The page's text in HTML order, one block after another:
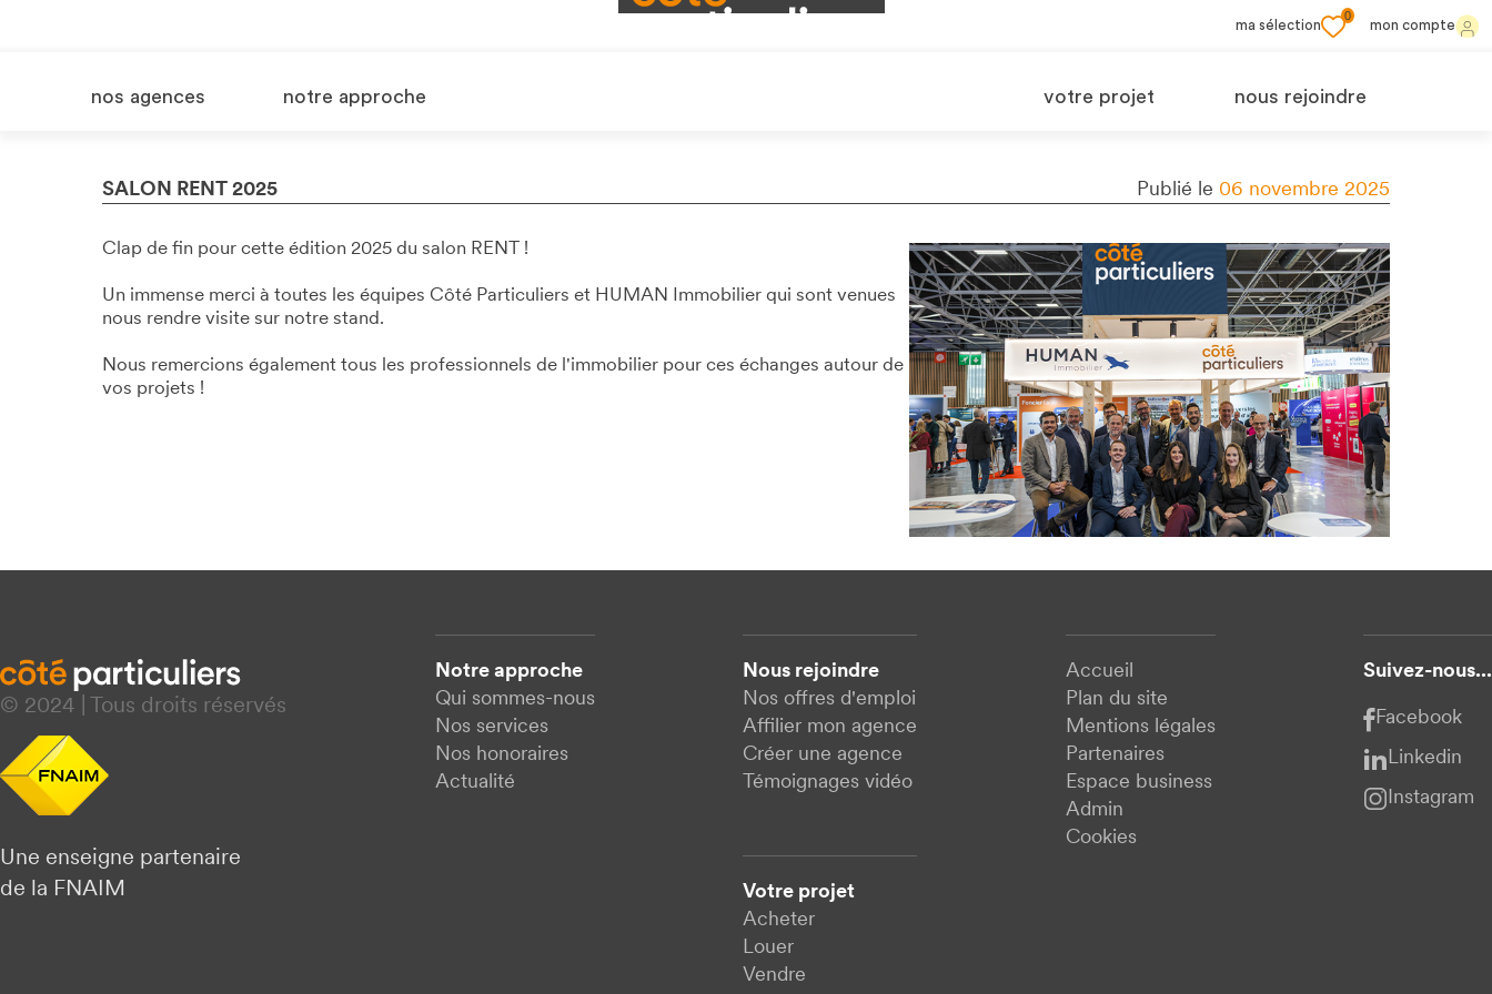
ma sélection
0
mon compte
nos agences notre approche votre projet nous rejoindre
SALON RENT 2025 Publié le 06 novembre 2025
Clap de fin pour cette édition 2025 du salon RENT !
Un immense merci à toutes les équipes Côté Particuliers et HUMAN Immobilier qui sont venues
nous rendre visite sur notre stand.
Nous remercions également tous les professionnels de l'immobilier pour ces échanges autour de
vos projets !
© 2024 | Tous droits réservés
Une enseigne partenaire
de la FNAIM
Notre approche
Qui sommes-nous
Nos services
Nos honoraires
Actualité
Nous rejoindre
Nos offres d'emploi
Affilier mon agence
Créer une agence
Témoignages vidéo
Votre projet
Acheter
Louer
Vendre
Accueil
Plan du site
Mentions légales
Partenaires
Espace business
Admin
Cookies
Suivez-nous...
Facebook
Linkedin
Instagram